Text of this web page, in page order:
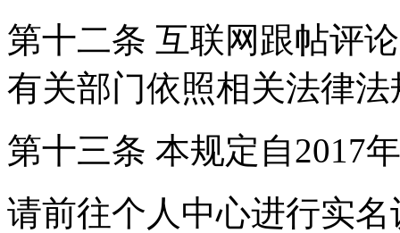
第十二条 互联网跟帖评
有关部门依照相关法律
第十三条 本规定自2017
请前往个人中心进行实名